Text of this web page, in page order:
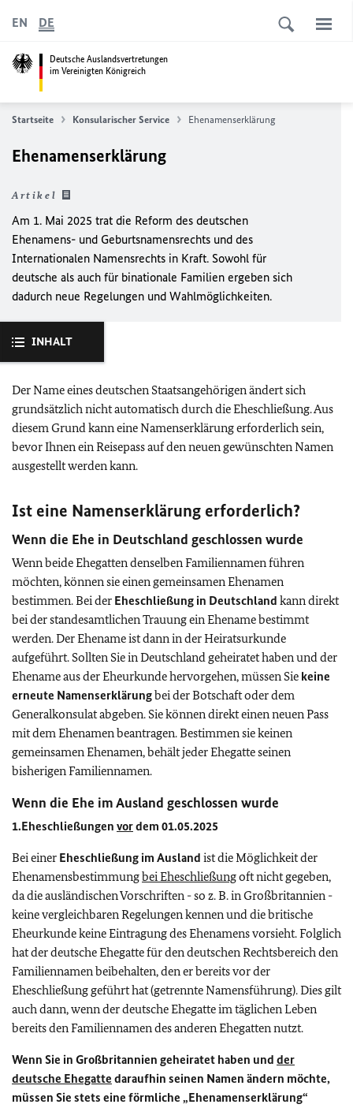
Deutsche Auslandsvertretungen
im Vereinigten Königreich
EN DE
Startseite Konsularischer Service Ehenamenserklärung
Ehenamenserklärung
Artikel
Am 1. Mai 2025 trat die Reform des deutschen
Ehenamens- und Geburtsnamensrechts und des
Internationalen Namensrechts in Kraft. Sowohl für
deutsche als auch für binationale Familien ergeben sich
dadurch neue Regelungen und Wahlmöglichkeiten.
INHALT
Der Name eines deutschen Staatsangehörigen ändert sich
grundsätzlich nicht automatisch durch die Eheschließung. Aus
diesem Grund kann eine Namenserklärung erforderlich sein,
bevor Ihnen ein Reisepass auf den neuen gewünschten Namen
ausgestellt werden kann.
Ist eine Namenserklärung erforderlich?
Wenn die Ehe in Deutschland geschlossen wurde
Wenn beide Ehegatten denselben Familiennamen führen
möchten, können sie einen gemeinsamen Ehenamen
bestimmen. Bei der Eheschließung in Deutschland kann direkt
bei der standesamtlichen Trauung ein Ehename bestimmt
werden. Der Ehename ist dann in der Heiratsurkunde
aufgeführt. Sollten Sie in Deutschland geheiratet haben und der
Ehename aus der Eheurkunde hervorgehen, müssen Sie keine
erneute Namenserklärungbei der Botschaft oder dem
Generalkonsulat abgeben. Sie können direkt einen neuen Pass
mit dem Ehenamen beantragen. Bestimmen sie keinen
gemeinsamen Ehenamen, behält jeder Ehegatte seinen
bisherigen Familiennamen.
Wenn die Ehe im Ausland geschlossen wurde
1.Eheschließungen vordem 01.05.2025
Bei einer Eheschließung im Ausland ist die Möglichkeit der
Ehenamensbestimmungbei Eheschließungoft nicht gegeben,
da die ausländischen Vorschriften - so z. B. in Großbritannien -
keine vergleichbaren Regelungen kennen und die britische
Eheurkunde keine Eintragung des Ehenamens vorsieht. Folglich
hat der deutsche Ehegatte für den deutschen Rechtsbereich den
Familiennamen beibehalten, den er bereits vor der
Eheschließung geführt hat (getrennte Namensführung). Dies gilt
auch dann, wenn der deutsche Ehegatte im täglichen Leben
bereits den Familiennamen des anderen Ehegatten nutzt.
Wenn Sie in Großbritannien geheiratet haben und der
deutsche Ehegatte daraufhin seinen Namen ändern möchte,
müssen Sie stets eine förmliche „Ehenamenserklärung“